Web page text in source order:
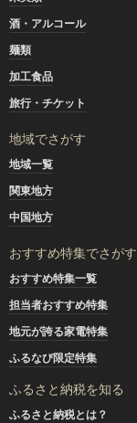
酒・アルコール
麺類
加工食品
旅行・チケット
地域でさがす
地域一覧
関東地方
中国地方
おすすめ特集でさがす
おすすめ特集一覧
担当者おすすめ特集
地元が誇る家電特集
ふるなび限定特集
ふるさと納税を知る
ふるさと納税とは？